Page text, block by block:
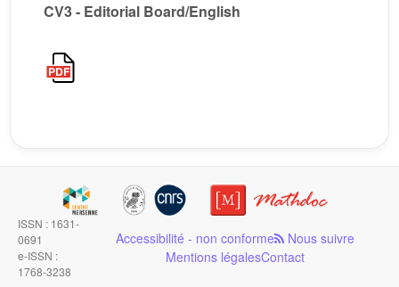
CV3 - Editorial Board/English
ISSN : 1631-
0691
e-ISSN :
1768-3238
Accessibilité - non conforme Nous suivre
Mentions légalesContact